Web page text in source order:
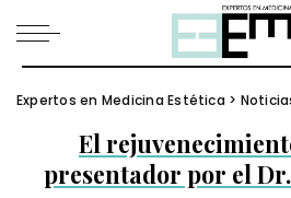
Expertos en Medicina Estética >
El
presentador por el